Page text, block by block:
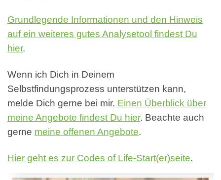
Grundlegende Informationen und den Hinweis
auf ein weiteres gutes Analysetool findest Du
hier.
Wenn ich Dich in Deinem
Selbstfindungsprozess unterstützen kann,
melde Dich gerne bei mir. Einen Überblick über
meine Angebote findest Du hier. Beachte auch
gerne meine offenen Angebote.
Hier geht es zur Codes of Life-Start(er)seite.